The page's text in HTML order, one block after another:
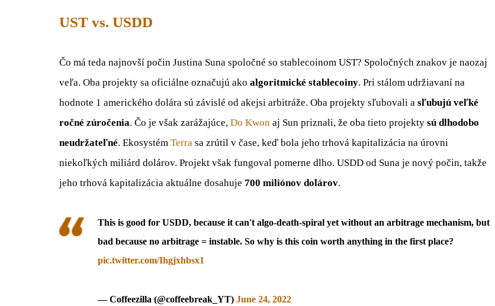
UST vs. USDD
Čo má teda najnovší počin Justina Suna spoločné so stablecoinom UST? Spoločných znakov je naozaj
veľa. Oba projekty sa oficiálne označujú ako algoritmické stablecoiny. Pri stálom udržiavaní na
hodnote 1 amerického dolára sú závislé od akejsi arbitráže. Oba projekty sľubovali a sľubujú veľké
ročné zúročenia. Čo je však zarážajúce, Do Kwon aj Sun priznali, že oba tieto projekty sú dlhodobo
neudržateľné. Ekosystém Terra sa zrútil v čase, keď bola jeho trhová kapitalizácia na úrovni
niekoľkých miliárd dolárov. Projekt však fungoval pomerne dlho. USDD od Suna je nový počin, takže
jeho trhová kapitalizácia aktuálne dosahuje 700 miliónov dolárov.
This is good for USDD, because it can't algo-death-spiral yet without an arbitrage mechanism, but
bad because no arbitrage = instable. So why is this coin worth anything in the first place?
pic.twitter.com/Ihgjxhbsx1
— Coffeezilla (@coffeebreak_YT) June 24, 2022